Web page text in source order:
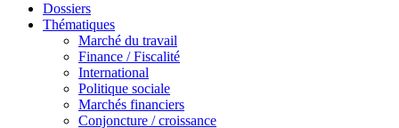
Dossiers
Thématiques
Marché du travail
Finance / Fiscalité
International
Politique sociale
Marchés financiers
Conjoncture / croissance